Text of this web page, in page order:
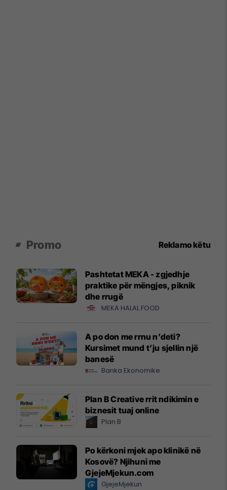
Promo Reklamo këtu
Pashtetat MEKA - zgjedhje
praktike për mëngjes, piknik
dhe rrugë
MEKA HALAL FOOD
A po don me rrnu n’deti?
Kursimet mund t’ju sjellin një
banesë
Banka Ekonomike
Plan B Creative rrit ndikimin e
biznesit tuaj online
Plan B
Po kërkoni mjek apo klinikë në
Kosovë? Njihuni me
GjejeMjekun.com
GjejeMjekun